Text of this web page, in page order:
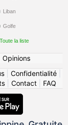
Liban
Golfe
Toute la liste
Opinions
Confidentialité
| Contact| FAQ